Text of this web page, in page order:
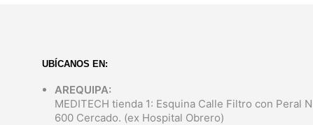
UBÍCANOS EN:
AREQUIPA:
MEDITECH tienda 1: Esquina Calle Filtro con Peral N
600 Cercado. (ex Hospital Obrero)